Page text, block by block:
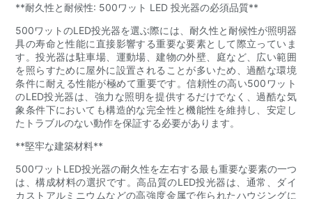
**耐久性と耐候性: 500ワット LED 投光器の必須品質**
500ワットのLED投光器を選ぶ際には、耐久性と耐候性が照明器
具の寿命と性能に直接影響する重要な要素として際立っていま
す。投光器は駐車場、運動場、建物の外壁、庭など、広い範囲
を照らすために屋外に設置されることが多いため、過酷な環境
条件に耐える性能が極めて重要です。信頼性の高い500ワット
のLED投光器は、強力な照明を提供するだけでなく、過酷な気
象条件下においても構造的な完全性と機能性を維持し、安定し
たトラブルのない動作を保証する必要があります。
**堅牢な建築材料**
500ワットLED投光器の耐久性を左右する最も重要な要素の一つ
は、構成材料の選択です。高品質のLED投光器は、通常、ダイ
カストアルミニウムなどの高強度金属で作られたハウジングに